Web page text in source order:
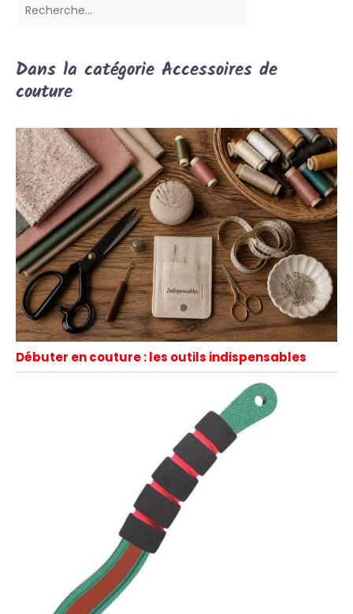
Dans la catégorie Accessoires de
couture
Débuter en couture : les outils indispensables